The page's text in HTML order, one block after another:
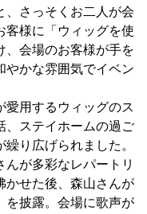
、さっそくお二人が会
客様に「ウィッグを使
、会場のお客様が手を
やかな雰囲気でイベン
愛用するウィッグのス
、ステイホームの過ご
り広げられました。
が多彩なレパートリ
かせた後、森山さんが
を披露。会場に歌声が